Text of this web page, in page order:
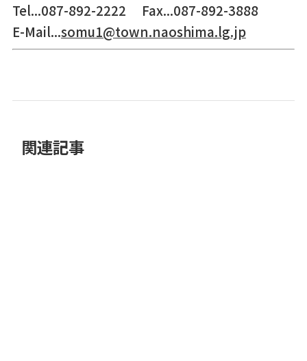
Tel...087-892-2222 Fax...087-892-3888
E-Mail...somu1@town.naoshima.lg.jp
関連記事